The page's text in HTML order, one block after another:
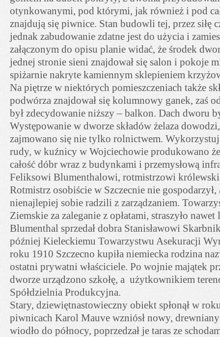
otynkowanymi, pod którymi, jak również i pod
znajdują się piwnice. Stan budowli tej, przez siłę
jednak zabudowanie zdatne jest do użycia i
załączonym do opisu planie widać, że środek
jednej stronie sieni znajdował się salon i pokoje
spiżarnie nakryte kamiennym sklepieniem
Na piętrze w niektórych pomieszczeniach także
podwórza znajdował się kolumnowy ganek, zaś
był zdecydowanie niższy – balkon. Dach dworu
Występowanie w dworze składów żelaza
zajmowano się nie tylko rolnictwem.
rudy, w kuźnicy w Wojciechowie produkowano
całość dóbr wraz z budynkami i przemysłową
Feliksowi Blumenthalowi, rotmistrzowi
Rotmistrz osobiście w Szczecnie nie
nienajlepiej sobie radzili z zarządzaniem.
Ziemskie za zaleganie z opłatami, straszyło
Blumenthal sprzedał dobra Stanisławowi
później Kieleckiemu Towarzystwu Asekuracji
roku 1910 Szczecno kupiła niemiecka rodzina
ostatni prywatni właściciele. Po wojnie majątek
dworze urządzono szkołę, a użytkownikiem
Spółdzielnia Produkcyjna.
Stary, dziewiętnastowieczny obiekt spłonął w
piwnicach Karol Mauve wzniósł nowy,
wiodło do północy, poprzedzał je taras ze